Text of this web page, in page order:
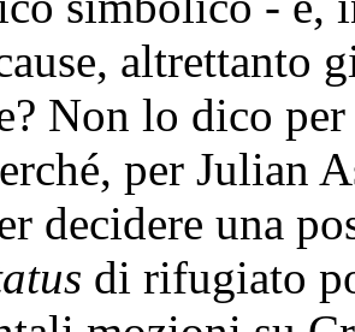
altrettanto
Non lo dico
per Julian
decidere una
di rifugiato